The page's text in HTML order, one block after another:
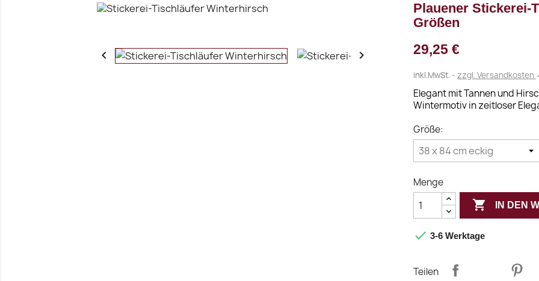
 
Plauener Stickerei-
Größen
29,25 €
inkl.MwSt. zzgl. Versandkosten
Elegant mit Tannen und
Wintermotiv in zeitloser
Größe:
Menge
 IN DEN
 3-6 Werktage
Teilen